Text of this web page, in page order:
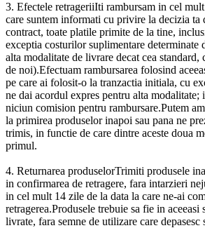
3. Efectele retrageriiIti rambursam in cel
care suntem informati cu privire la decizia ta
contract, toate platile primite de la tine,
exceptia costurilor suplimentare determinate
alta modalitate de livrare decat cea
de noi).Efectuam rambursarea folosind
pe care ai folosit-o la tranzactia initiala, cu
ne dai acordul expres pentru alta modalitate;
niciun comision pentru rambursare.Putem
la primirea produselor inapoi sau pana ne
trimis, in functie de care dintre aceste doua
primul.
4. Returnarea produselorTrimiti produsele
in confirmarea de retragere, fara intarzieri
in cel mult 14 zile de la data la care ne-ai
retragerea.Produsele trebuie sa fie in aceeasi
livrate, fara semne de utilizare care